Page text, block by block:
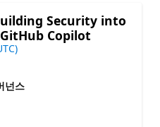
Security into
Copilot
넌스